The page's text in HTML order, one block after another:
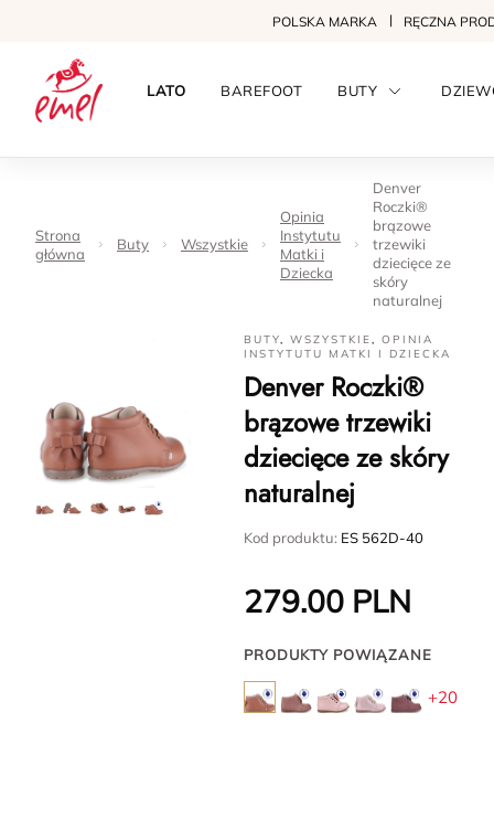
POLSKA MARKA RĘCZNA
LATO BAREFOOT BUTY
Strona
główna
Buty Wszystkie
Opinia
Instytutu
Matki i
Dziecka
Denver
Roczki®
brązowe
trzewiki
dziecięce ze
skóry
naturalnej
BUTY,WSZYSTKIE,OPINIA
INSTYTUTU MATKI I DZIECKA
Denver Roczki®
brązowe trzewiki
dziecięce ze skóry
naturalnej
Kod produktu: ES 562D-40
279.00 PLN
PRODUKTY POWIĄZANE
+20